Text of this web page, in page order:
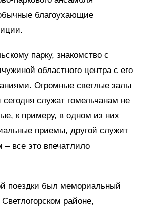
благоухающие
парку, знакомство с
областного центра с его
Огромные светлые залы
служат гомельчанам не
к примеру, в одном из них
приемы, другой служит
– все это впечатлило
поездки был мемориальный
районе,